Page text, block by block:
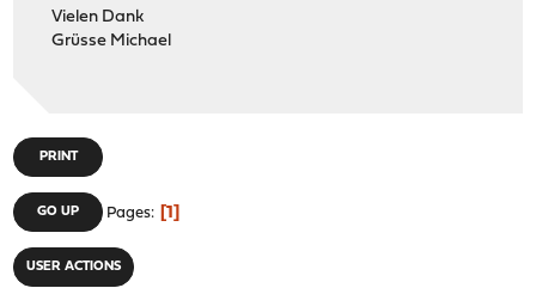
Vielen Dank
Grüsse Michael
PRINT
GO UP Pages 1
USER ACTIONS